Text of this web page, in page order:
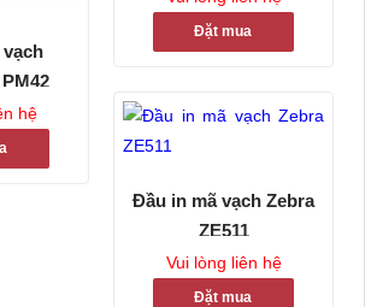
hệ
Đặt mua
Đầu in mã vạch Zebra
ZE511
Vui lòng liên hệ
Đặt mua